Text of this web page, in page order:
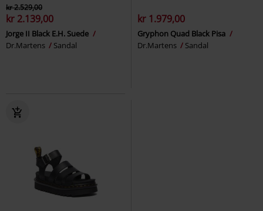
kr 2.529,00
kr 2.139,00
Jorge II Black E.H. Suede
Dr.Martens
Sandal
kr 1.979,00
Gryphon Quad Black Pisa
Dr.Martens
Sandal